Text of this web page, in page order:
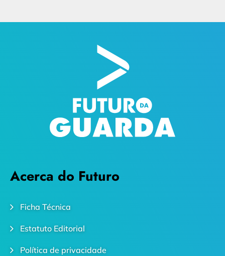
Acerca do Futuro
Ficha Técnica
Estatuto Editorial
Política de privacidade